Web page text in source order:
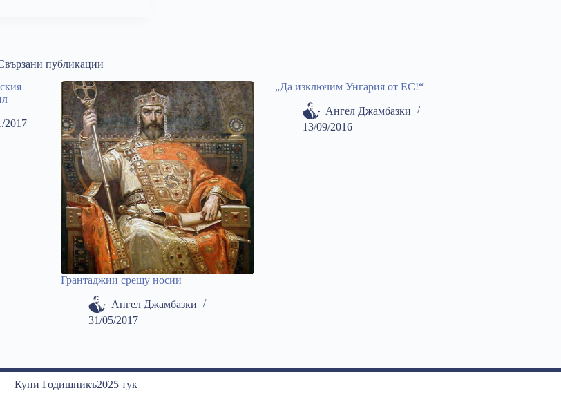
публикации
2017
Грантаджии срещу носии
Ангел Джамбазки
31/05/2017
„Да изключим Унгария от ЕС!“
Ангел Джамбазки
13/09/2016
Купи Годишникъ2025 тук